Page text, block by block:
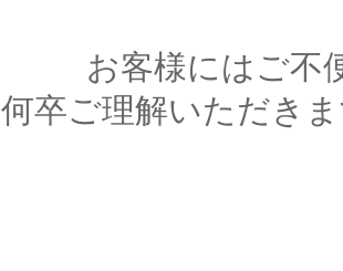
お客様にはご不
何卒ご理解いただき